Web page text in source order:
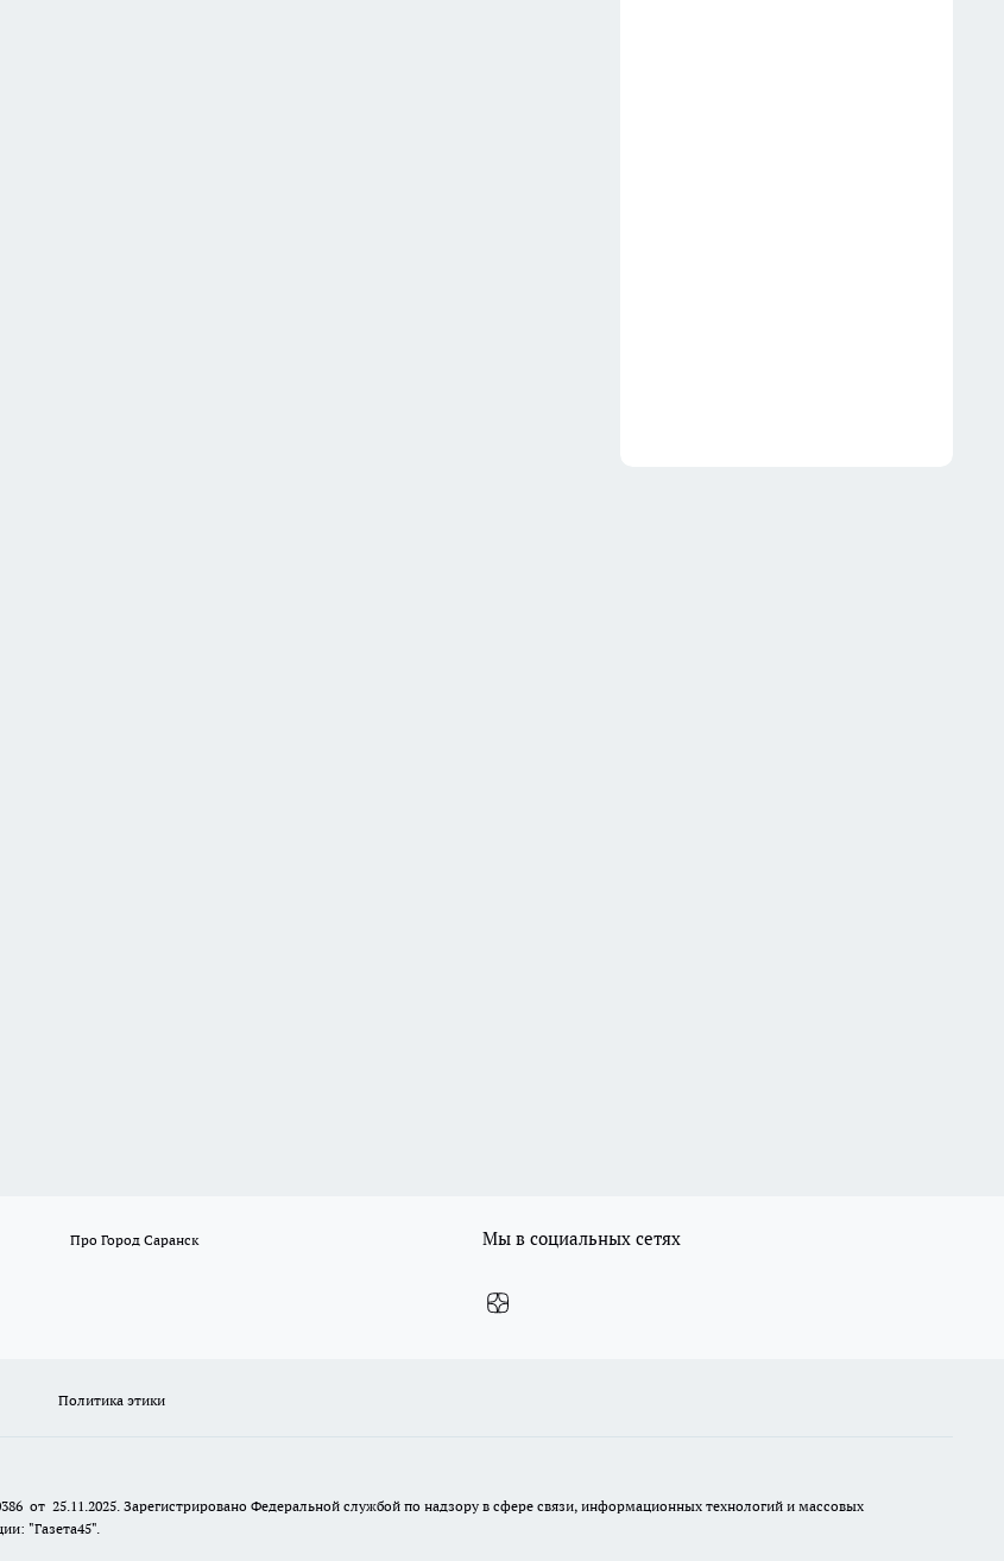
Про Город Саранск Мы в социальных сетях
Политика этики
от 25.11.2025. Зарегистрировано Федеральной службой по надзору в сфере связи, информационных технологий и массовых
"Газета45".